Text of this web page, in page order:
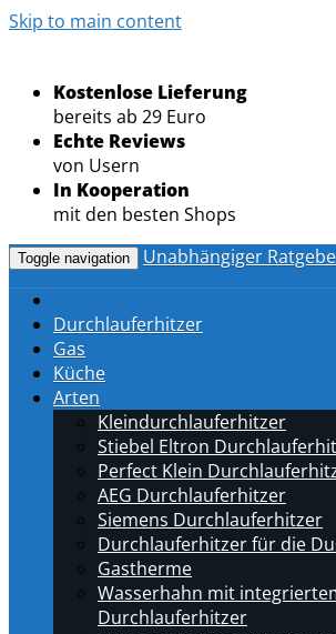
Skip to main content
Kostenlose Lieferung
bereits ab 29 Euro
Echte Reviews
von Usern
In Kooperation
mit den besten Shops
Toggle navigation Unabhängiger
Durchlauferhitzer
Gas
Küche
Arten
Kleindurchlauferhitzer
Stiebel Eltron
Perfect Klein
AEG Durchlauferhitzer
Siemens Durchlauferhitzer
Durchlauferhitzer für die
Gastherme
Wasserhahn mit
Durchlauferhitzer